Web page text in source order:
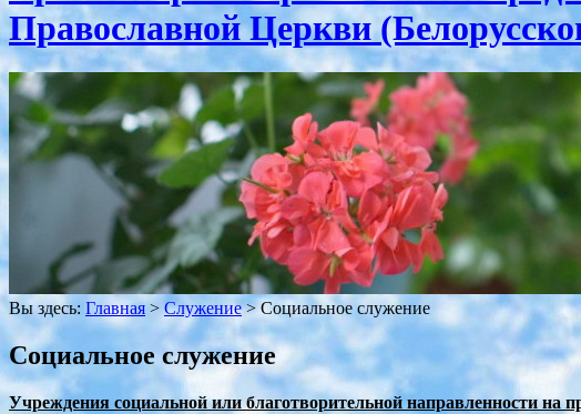
Православной Церкви
Вы здесь: Главная > Служение > Социальное служение
Социальное служение
Учреждения социальной или благотворительной направленностина